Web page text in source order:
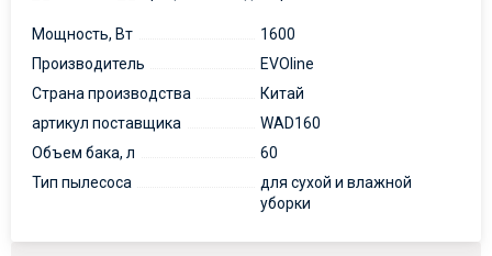
Мощность, Вт
1600
Производитель
EVOline
Страна производства
Китай
артикул поставщика
WAD160
Объем бака, л
60
Тип пылесоса
для сухой и влажной
уборки